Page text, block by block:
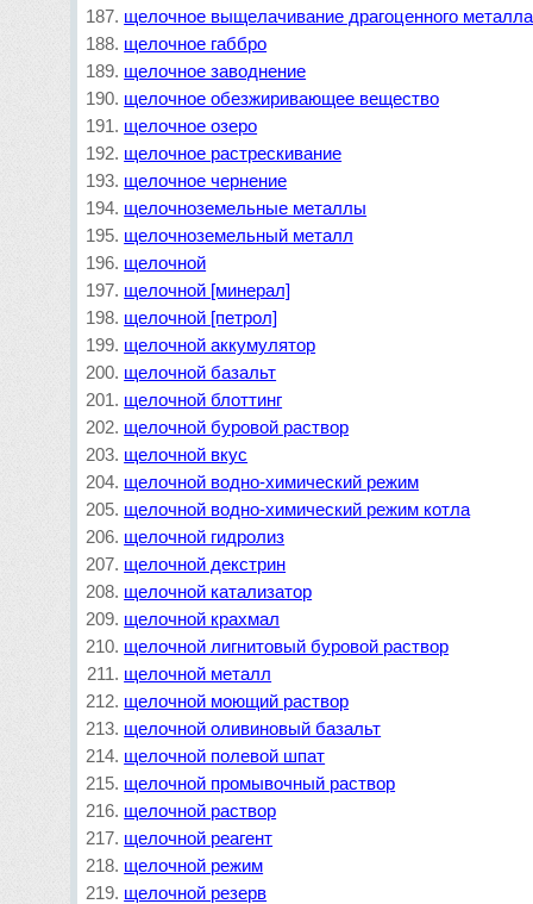
щелочное выщелачивание драгоценного металла
щелочное габбро
щелочное заводнение
щелочное обезжиривающее вещество
щелочное озеро
щелочное растрескивание
щелочное чернение
щелочноземельные металлы
щелочноземельный металл
щелочной
щелочной [минерал]
щелочной [петрол]
щелочной аккумулятор
щелочной базальт
щелочной блоттинг
щелочной буровой раствор
щелочной вкус
щелочной водно-химический режим
щелочной водно-химический режим котла
щелочной гидролиз
щелочной декстрин
щелочной катализатор
щелочной крахмал
щелочной лигнитовый буровой раствор
щелочной металл
щелочной моющий раствор
щелочной оливиновый базальт
щелочной полевой шпат
щелочной промывочный раствор
щелочной раствор
щелочной реагент
щелочной режим
щелочной резерв